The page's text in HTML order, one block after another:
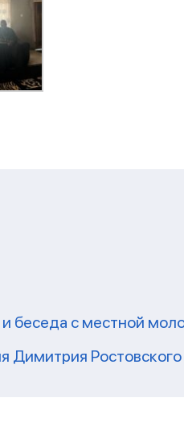
и беседа с местной
Димитрия